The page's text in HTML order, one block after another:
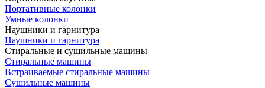
Портативные колонки
Умные колонки
Наушники и гарнитура
Наушники и гарнитура
Стиральные и сушильные машины
Стиральные машины
Встраиваемые стиральные машины
Сушильные машины